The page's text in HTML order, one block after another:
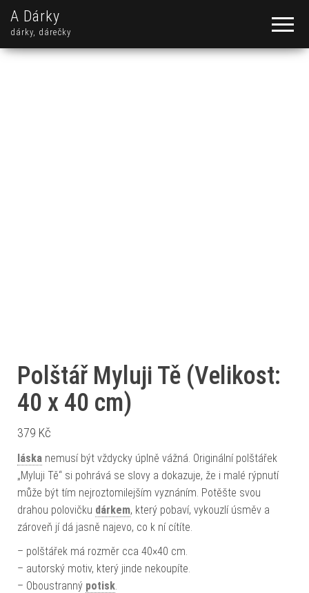
A Dárky
dárky, dárečky
Polštář Myluji Tě (Velikost:
40 x 40 cm)
379 Kč
láska nemusí být vždycky úplně vážná. Originální polštářek
„Myluji Tě“ si pohrává se slovy a dokazuje, že i malé rýpnutí
může být tím nejroztomilejším vyznáním. Potěšte svou
drahou polovičku dárkem, který pobaví, vykouzlí úsměv a
zároveň jí dá jasně najevo, co k ní cítíte.
– polštářek má rozměr cca 40×40 cm.
– autorský motiv, který jinde nekoupíte.
– Oboustranný potisk.